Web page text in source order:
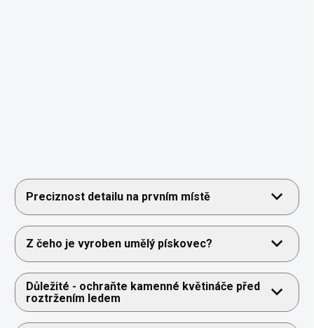
Preciznost detailu na prvním místě
Z čeho je vyroben umělý pískovec?
Důležité - ochraňte kamenné květináče před
roztržením ledem